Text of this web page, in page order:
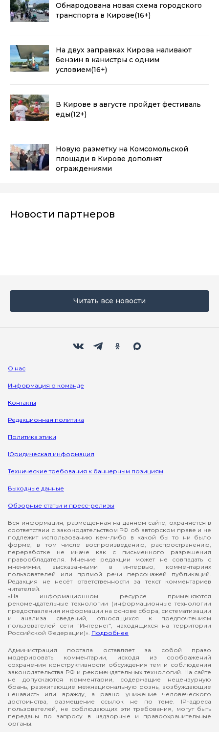
Обнародована новая схема городского
транспорта в Кирове(16+)
На двух заправках Кирова наливают
бензин в канистры с одним
условием(16+)
В Кирове в августе пройдет фестиваль
еды(12+)
Новую разметку на Комсомольской
площади в Кирове дополнят
ограждениями
Новости партнеров
Читать все новости
О нас
Информация о команде
Контакты
Редакционная политика
Политика этики
Юридическая информация
Технические требования к баннерным позициям
Выходные данные
Обзорные статьи и пресс-релизы
Вся информация, размещенная на данном сайте, охраняется в
соответствии с законодательством РФ об авторском праве и не
подлежит использованию кем-либо в какой бы то ни было
форме, в том числе воспроизведению, распространению,
переработке не иначе как с письменного разрешения
правообладателя. Мнение редакции может не совпадать с
мнениями, высказанными в интервью, комментариях
пользователей или прямой речи персонажей публикаций.
Редакция не несёт ответственности за текст комментариев
читателей.
«На информационном ресурсе применяются
рекомендательные технологии (информационные технологии
предоставления информации на основе сбора, систематизации
и анализа сведений, относящихся к предпочтениям
пользователей сети "Интернет", находящихся на территории
Российской Федерации)». Подробнее
Администрация портала оставляет за собой право
модерировать комментарии, исходя из соображений
сохранения конструктивности обсуждения тем и соблюдения
законодательства РФ и рекомендательных технологий. На сайте
не допускаются комментарии, содержащие нецензурную
брань, разжигающие межнациональную рознь, возбуждающие
ненависть или вражду, а равно унижение человеческого
достоинства, размещение ссылок не по теме. IP-адреса
пользователей, не соблюдающих эти требования, могут быть
переданы по запросу в надзорные и правоохранительные
органы.